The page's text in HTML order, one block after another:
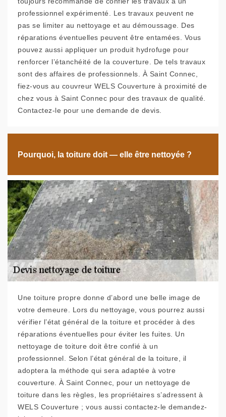
professionnel expérimenté. Les travaux peuvent ne
pas se limiter au nettoyage et au démoussage. Des
réparations éventuelles peuvent être entamées. Vous
pouvez aussi appliquer un produit hydrofuge pour
renforcer l’étanchéité de la couverture. De tels travaux
sont des affaires de professionnels. À Saint Connec,
fiez-vous au couvreur WELS Couverture à proximité de
chez vous à Saint Connec pour des travaux de qualité.
Contactez-le pour une demande de devis.
Pourquoi, la toiture doit — elle être nettoyée ?
Une toiture propre donne d’abord une belle image de
votre demeure. Lors du nettoyage, vous pourrez aussi
vérifier l’état général de la toiture et procéder à des
réparations éventuelles pour éviter les fuites. Un
nettoyage de toiture doit être confié à un
professionnel. Selon l’état général de la toiture, il
adoptera la méthode qui sera adaptée à votre
couverture. À Saint Connec, pour un nettoyage de
toiture dans les règles, les propriétaires s’adressent à
WELS Couverture ; vous aussi contactez-le demandez-